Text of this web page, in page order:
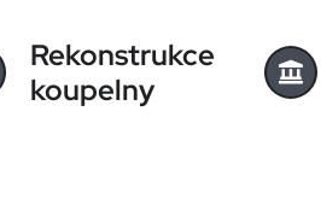
Rekonstrukce
koupelny